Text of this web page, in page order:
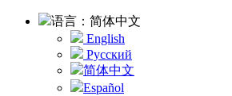
语言：简体中文
English
Русский
简体中文
Español